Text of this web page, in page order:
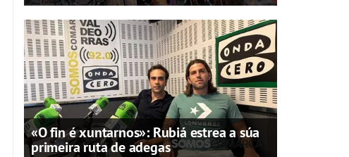
«O fin é xuntarnos»: Rubiá estrea a súa
primeira ruta de adegas